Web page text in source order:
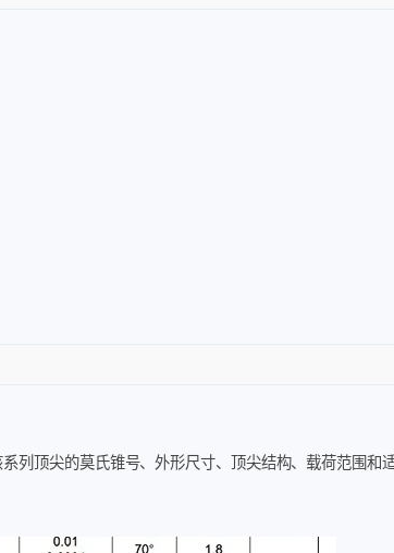
列顶尖的莫氏锥号、外形尺寸、顶尖结构、载荷范围和